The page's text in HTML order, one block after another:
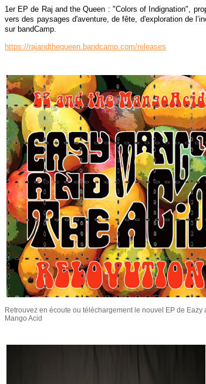
1er EP de Raj and the Queen : "Colors of Indignation",
vers des paysages d'aventure, de fête, d'exploration de
sur bandCamp.
https://rajandthequeen.bandcamp.com/releases
Retrouvez en écoute ou téléchargement le nouvel EP de Eazy
Mango Acid